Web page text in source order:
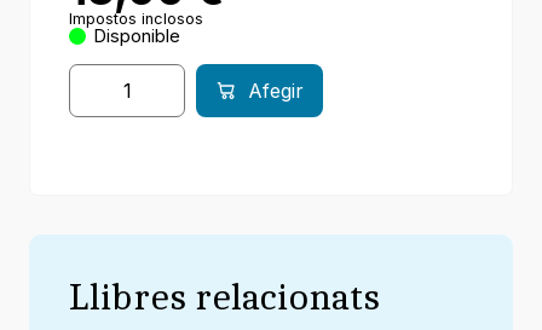
Impostos inclosos
Disponible
Afegir
Llibres relacionats